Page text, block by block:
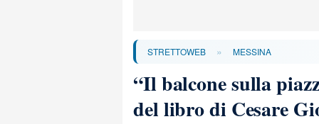
STRETTOWEB » MESSINA
“Il balcone sulla
del libro di Cesare